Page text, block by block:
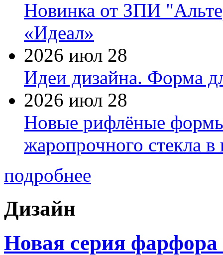
Новинка от ЗПИ
«Идеал»
2026 июл 28
Идеи дизайна. Форма
2026 июл 28
Новые рифлёные формы
жаропрочного стекла
подробнее
Дизайн
Новая серия